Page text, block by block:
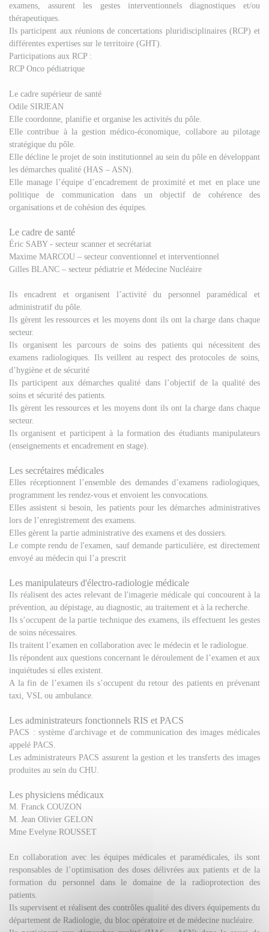
examens, assurent les gestes interventionnels diagnostiques et/ou
thérapeutiques.
Ils participent aux réunions de concertations pluridisciplinaires (RCP) et
différentes expertises sur le territoire (GHT).
Participations aux RCP :
RCP Onco pédiatrique
Le cadre supérieur de santé
Odile SIRJEAN
Elle coordonne, planifie et organise les activités du pôle.
Elle contribue à la gestion médico-économique, collabore au pilotage
stratégique du pôle.
Elle décline le projet de soin institutionnel au sein du pôle en développant
les démarches qualité (HAS – ASN).
Elle manage l’équipe d’encadrement de proximité et met en place une
politique de communication dans un objectif de cohérence des
organisations et de cohésion des équipes.
Le cadre de santé
Éric SABY - secteur scanner et secrétariat
Maxime MARCOU – secteur conventionnel et interventionnel
Gilles BLANC – secteur pédiatrie et Médecine Nucléaire
Ils encadrent et organisent l’activité du personnel paramédical et
administratif du pôle.
Ils gèrent les ressources et les moyens dont ils ont la charge dans chaque
secteur.
Ils organisent les parcours de soins des patients qui nécessitent des
examens radiologiques. Ils veillent au respect des protocoles de soins,
d’hygiène et de sécurité
Ils participent aux démarches qualité dans l’objectif de la qualité des
soins et sécurité des patients.
Ils gèrent les ressources et les moyens dont ils ont la charge dans chaque
secteur.
Ils organisent et participent à la formation des étudiants manipulateurs
(enseignements et encadrement en stage).
Les secrétaires médicales
Elles réceptionnent l’ensemble des demandes d’examens radiologiques,
programment les rendez-vous et envoient les convocations.
Elles assistent si besoin, les patients pour les démarches administratives
lors de l’enregistrement des examens.
Elles gèrent la partie administrative des examens et des dossiers.
Le compte rendu de l'examen, sauf demande particulière, est directement
envoyé au médecin qui l’a prescrit
Les manipulateurs d'électro-radiologie médicale
Ils réalisent des actes relevant de l'imagerie médicale qui concourent à la
prévention, au dépistage, au diagnostic, au traitement et à la recherche.
Ils s’occupent de la partie technique des examens, ils effectuent les gestes
de soins nécessaires.
Ils traitent l’examen en collaboration avec le médecin et le radiologue.
Ils répondent aux questions concernant le déroulement de l’examen et aux
inquiétudes si elles existent.
A la fin de l’examen ils s’occupent du retour des patients en prévenant
taxi, VSL ou ambulance.
Les administrateurs fonctionnels RIS et PACS
PACS : système d'archivage et de communication des images médicales
appelé PACS.
Les administrateurs PACS assurent la gestion et les transferts des images
produites au sein du CHU.
Les physiciens médicaux
M. Franck COUZON
M. Jean Olivier GELON
Mme Evelyne ROUSSET
En collaboration avec les équipes médicales et paramédicales, ils sont
responsables de l’optimisation des doses délivrées aux patients et de la
formation du personnel dans le domaine de la radioprotection des
patients.
Ils supervisent et réalisent des contrôles qualité des divers équipements du
département de Radiologie, du bloc opératoire et de médecine nucléaire.